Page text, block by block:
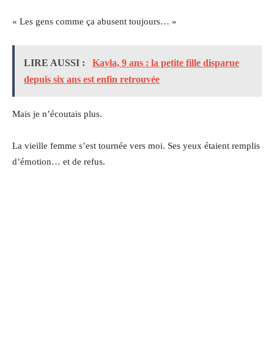
« Les gens comme ça abusent toujours… »
LIRE AUSSI :
Kayla, 9 ans : la petite fille disparue
depuis six ans est enfin retrouvée
Mais je n’écoutais plus.
La vieille femme s’est tournée vers moi. Ses yeux étaient remplis
d’émotion… et de refus.